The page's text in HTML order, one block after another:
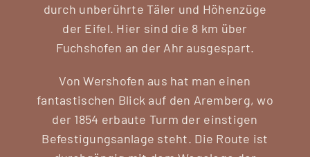
durch unberührte Täler und Höhenzüge
der Eifel. Hier sind die 8 km über
Fuchshofen an der Ahr ausgespart.
Von Wershofen aus hat man einen
fantastischen Blick auf den Aremberg, wo
der 1854 erbaute Turm der einstigen
Befestigungsanlage steht. Die Route ist